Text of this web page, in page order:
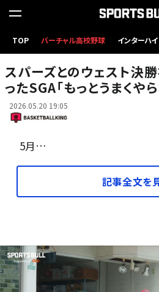
TOP バーチャル高校野球 インターハイ
サンダーの得点源SGAがスパーズとの初戦で苦戦[
スパーズとのウェスト決
ったSGA「もっとうまくや
2026.05.20 19:05
5月…
記事全文を